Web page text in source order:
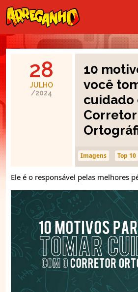
28
JULHO
/2024
10
você
cuidado
Corretor
Imagens Top 10
Ele é o responsável pelas melhores